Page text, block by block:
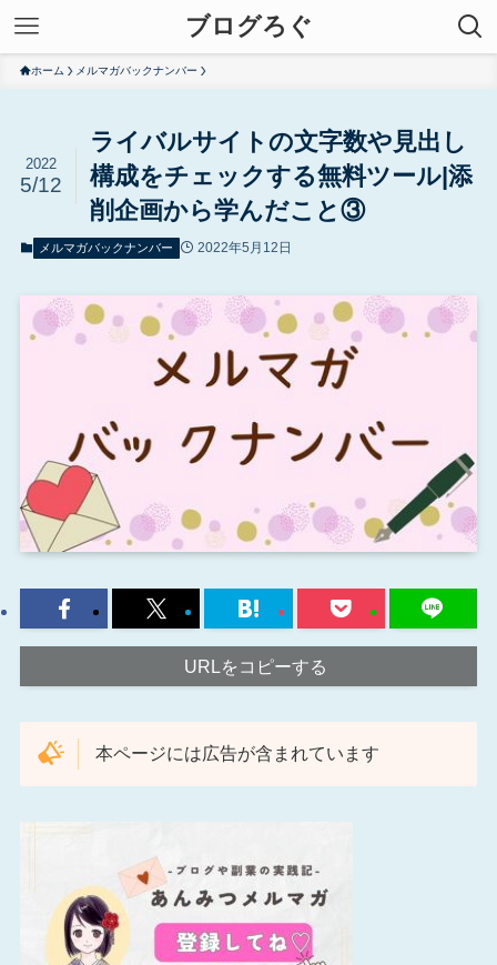
ブログろぐ
ホーム メルマガバックナンバー
ライバルサイトの文字数や見出し
構成をチェックする無料ツール|添
削企画から学んだこと③
2022
5/12
メルマガバックナンバー 2022年5月12日
URLをコピーする
本ページには広告が含まれています